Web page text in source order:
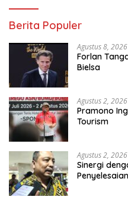
Berita Populer
Agustus 8, 2026
Forlan
Bielsa
Agustus 2, 2026
Pramono
Tourism
Agustus 2, 2026
Sinergi